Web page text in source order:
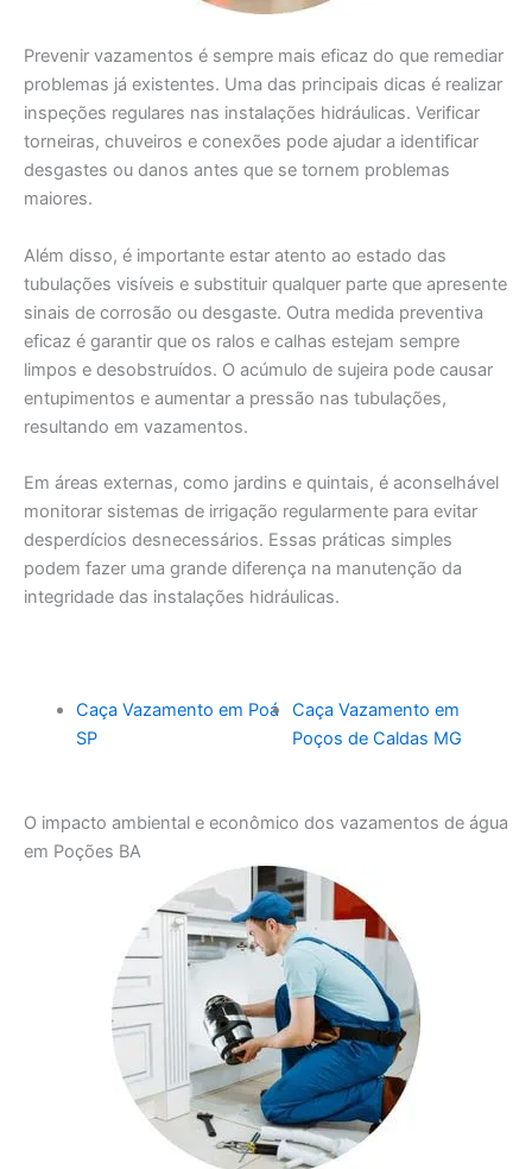
Prevenir vazamentos é sempre mais eficaz do que remediar
problemas já existentes. Uma das principais dicas é realizar
inspeções regulares nas instalações hidráulicas. Verificar
torneiras, chuveiros e conexões pode ajudar a identificar
desgastes ou danos antes que se tornem problemas
maiores.
Além disso, é importante estar atento ao estado das
tubulações visíveis e substituir qualquer parte que apresente
sinais de corrosão ou desgaste. Outra medida preventiva
eficaz é garantir que os ralos e calhas estejam sempre
limpos e desobstruídos. O acúmulo de sujeira pode causar
entupimentos e aumentar a pressão nas tubulações,
resultando em vazamentos.
Em áreas externas, como jardins e quintais, é aconselhável
monitorar sistemas de irrigação regularmente para evitar
desperdícios desnecessários. Essas práticas simples
podem fazer uma grande diferença na manutenção da
integridade das instalações hidráulicas.
Caça Vazamento em Poá
SP
Caça Vazamento em
Poços de Caldas MG
O impacto ambiental e econômico dos vazamentos de água
em Poções BA